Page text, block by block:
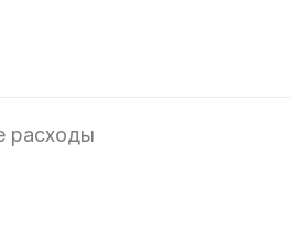
расходы